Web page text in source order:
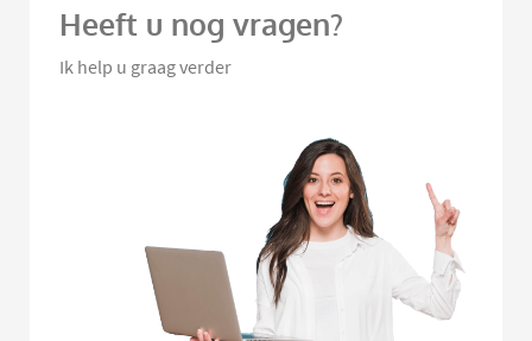
Heeft u nog vragen?
Ik help u graag verder